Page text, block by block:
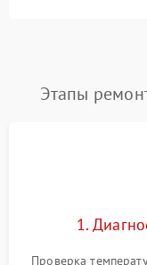
Этапы
1.
Проверка